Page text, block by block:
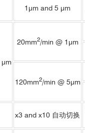
1μm and 5 μm
20mm2/min @ 1μm
120mm2/min @ 5μm
x3 and x10 自动切换